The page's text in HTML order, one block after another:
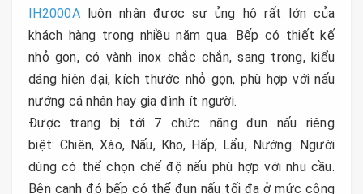
IH2000Aluôn nhận được sự ủng hộ rất lớn của
khách hàng trong nhiều năm qua. Bếp có thiết kế
nhỏ gọn, có vành inox chắc chắn, sang trọng, kiểu
dáng hiện đại, kích thước nhỏ gọn, phù hợp với nấu
nướng cá nhân hay gia đình ít người.
Được trang bị tới 7 chức năng đun nấu riêng
biệt: Chiên, Xào, Nấu, Kho, Hấp, Lẩu, Nướng. Người
dùng có thể chọn chế độ nấu phù hợp với nhu cầu.
Bên cạnh đó bếp có thể đun nấu tối đa ở mức công